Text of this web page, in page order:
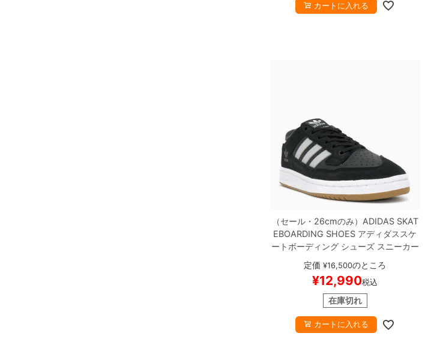
カートに入れる
（セール・26cmのみ） ADIDAS SKAT
EBOARDING SHOES アディダススケ
ートボーディングシューズ スニーカー
CENTENNIAL 85 LOW ADV
WHITE/GREY JP8538スケートボード
スケボー
定価 ¥16,500のところ
¥12,990税込
在庫切れ
カートに入れる